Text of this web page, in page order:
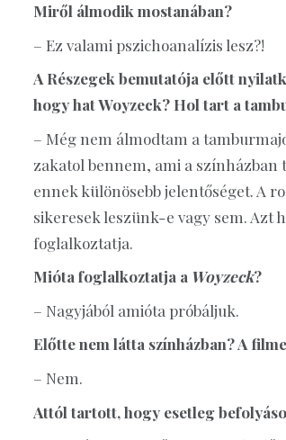
Miről álmodik mostanában?
– Ez valami pszichoanalízis lesz?!
A Részegek bemutatója előtt
hogy hat Woyzeck? Hol tart a
– Még nem álmodtam a
zakatol bennem, ami a színházban
ennek különösebb jelentőséget. A
sikeresek leszünk-e vagy sem. Azt
foglalkoztatja.
Mióta foglalkoztatja a Woyzeck?
– Nagyjából amióta próbáljuk.
Előtte nem látta színházban? A
– Nem.
Attól tartott, hogy esetleg